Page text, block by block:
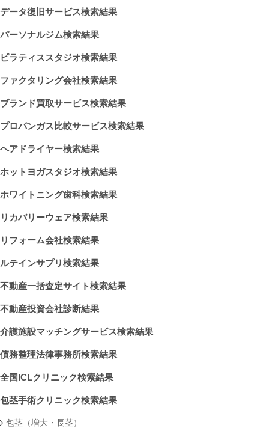
データ復旧サービス検索結果
パーソナルジム検索結果
ピラティススタジオ検索結果
ファクタリング会社検索結果
ブランド買取サービス検索結果
プロパンガス比較サービス検索結果
ヘアドライヤー検索結果
ホットヨガスタジオ検索結果
ホワイトニング歯科検索結果
リカバリーウェア検索結果
リフォーム会社検索結果
ルテインサプリ検索結果
不動産一括査定サイト検索結果
不動産投資会社診断結果
介護施設マッチングサービス検索結果
債務整理法律事務所検索結果
全国ICLクリニック検索結果
包茎手術クリニック検索結果
包茎（増大・長茎）